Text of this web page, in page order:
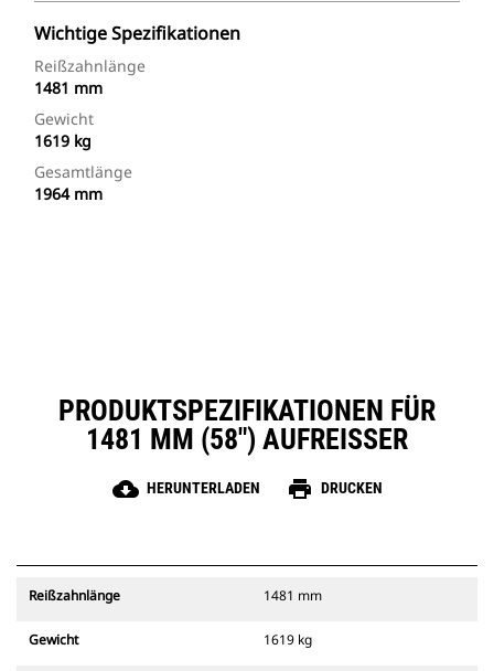
Wichtige Spezifikationen
Reißzahnlänge
1481 mm
Gewicht
1619 kg
Gesamtlänge
1964 mm
PRODUKTSPEZIFIKATIONEN FÜR
1481 MM (58") AUFREISSER
cloud_download HERUNTERLADEN print DRUCKEN
Reißzahnlänge 1481 mm
Gewicht 1619 kg